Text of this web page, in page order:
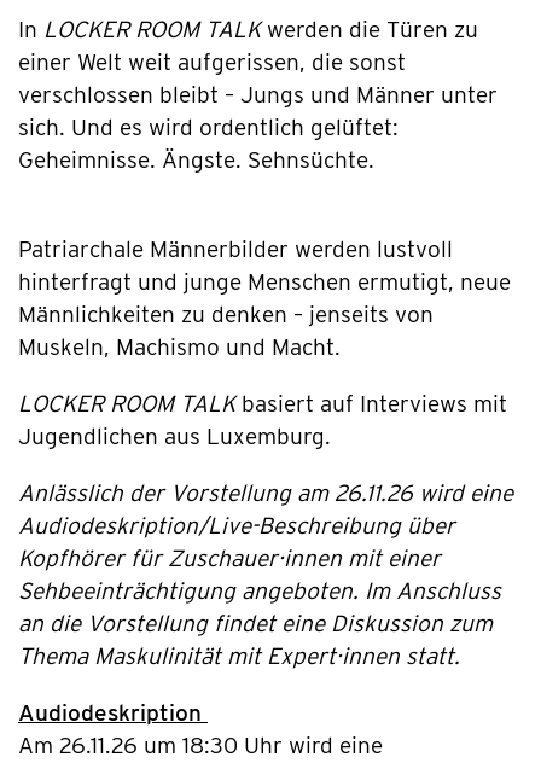
In LOCKER ROOM TALKwerden die Türen zu
einer Welt weit aufgerissen, die sonst
verschlossen bleibt – Jungs und Männer unter
sich. Und es wird ordentlich gelüftet:
Geheimnisse. Ängste. Sehnsüchte.
Patriarchale Männerbilder werden lustvoll
hinterfragt und junge Menschen ermutigt, neue
Männlichkeiten zu denken – jenseits von
Muskeln, Machismo und Macht.
LOCKER ROOM TALKbasiert auf Interviews mit
Jugendlichen aus Luxemburg.
Anlässlich der Vorstellung am 26.11.26 wird eine
Audiodeskription/Live-Beschreibung über
Kopfhörer für Zuschauer·innen mit einer
Sehbeeinträchtigung angeboten. Im Anschluss
an die Vorstellung findet eine Diskussion zum
Thema Maskulinität mit Expert·innen statt.
Audiodeskription
Am 26.11.26 um 18:30 Uhr wird eine